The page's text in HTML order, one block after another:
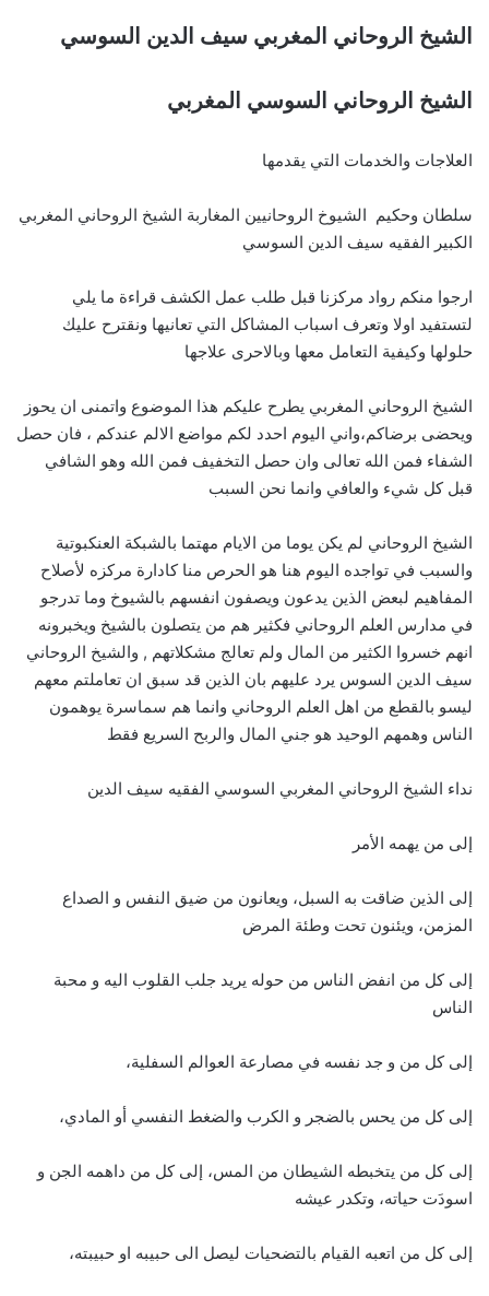
الشيخ الروحاني المغربي سيف الدين السوسي
الشيخ الروحاني السوسي المغربي
العلاجات والخدمات التي يقدمها
سلطان وحكيم الشيوخ الروحانيين المغاربة الشيخ الروحاني المغربي
الكبير الفقيه سيف الدين السوسي
ارجوا منكم رواد مركزنا قبل طلب عمل الكشف قراءة ما يلي
لتستفيد اولا وتعرف اسباب المشاكل التي تعانيها ونقترح عليك
حلولها وكيفية التعامل معها وبالاحرى علاجها
الشيخ الروحاني المغربي يطرح عليكم هذا الموضوع واتمنى ان يحوز
ويحضى برضاكم،واني اليوم احدد لكم مواضع الالم عندكم ، فان حصل
الشفاء فمن الله تعالى وان حصل التخفيف فمن الله وهو الشافي
قبل كل شيء والعافي وانما نحن السبب
الشيخ الروحاني لم يكن يوما من الايام مهتما بالشبكة العنكبوتية
والسبب في تواجده اليوم هنا هو الحرص منا كادارة مركزه لأصلاح
المفاهيم لبعض الذين يدعون ويصفون انفسهم بالشيوخ وما تدرجو
في مدارس العلم الروحاني فكثير هم من يتصلون بالشيخ ويخبرونه
انهم خسروا الكثير من المال ولم تعالج مشكلاتهم , والشيخ الروحاني
سيف الدين السوس يرد عليهم بان الذين قد سبق ان تعاملتم معهم
ليسو بالقطع من اهل العلم الروحاني وانما هم سماسرة يوهمون
الناس وهمهم الوحيد هو جني المال والربح السريع فقط
نداء الشيخ الروحاني المغربي السوسي الفقيه سيف الدين
إلى من يهمه الأمر
إلى الذين ضاقت به السبل، ويعانون من ضيق النفس و الصداع
المزمن، ويئنون تحت وطئة المرض
إلى كل من انفض الناس من حوله يريد جلب القلوب اليه و محبة
الناس
إلى كل من و جد نفسه في مصارعة العوالم السفلية،
إلى كل من يحس بالضجر و الكرب والضغط النفسي أو المادي،
إلى كل من يتخبطه الشيطان من المس، إلى كل من داهمه الجن و
اسودَت حياته، وتكدر عيشه
إلى كل من اتعبه القيام بالتضحيات ليصل الى حبيبه او حبيبته،